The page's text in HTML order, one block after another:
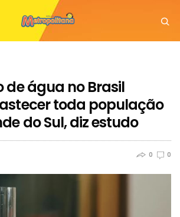
de água no Brasil
toda população
do Sul, diz estudo
0 0